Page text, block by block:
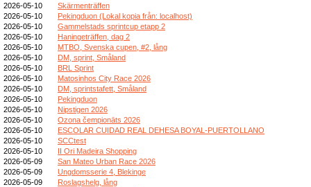
2026-05-10
Skärmenträffen
2026-05-10
Pekingduon (Lokal kopia från: localhost)
2026-05-10
Gammelstads sprintcup etapp 2
2026-05-10
Haningeträffen, dag 2
2026-05-10
MTBO, Svenska cupen, #2, lång
2026-05-10
DM, sprint, Småland
2026-05-10
BRL Sprint
2026-05-10
Matosinhos City Race 2026
2026-05-10
DM, sprintstafett, Småland
2026-05-10
Pekingduon
2026-05-10
Nipstigen 2026
2026-05-10
Ozona čempionāts 2026
2026-05-10
ESCOLAR CUIDAD REAL DEHESA BOYAL-PUERTOLLANO
2026-05-10
SCCtest
2026-05-10
II Ori Madeira Shopping
2026-05-09
San Mateo Urban Race 2026
2026-05-09
Ungdomsserie 4, Blekinge
2026-05-09
Roslagshelg, lång